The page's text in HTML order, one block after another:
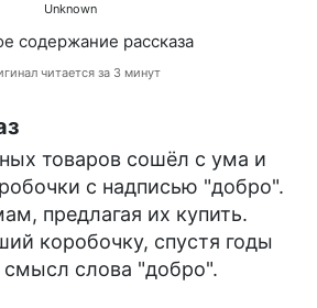
Unknown
содержание рассказа
читается за 3 минут
товаров сошёл с ума и
с надписью "добро".
предлагая их купить.
коробочку, спустя годы
слова "добро".